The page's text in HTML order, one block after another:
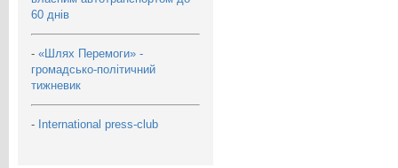
60 днів
- «Шлях Перемоги» -
громадсько-політичний
тижневик
- International press-club